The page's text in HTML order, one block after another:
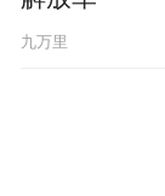
九万里